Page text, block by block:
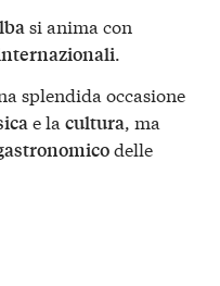
si anima con
.
splendida occasione
e la cultura, ma
delle